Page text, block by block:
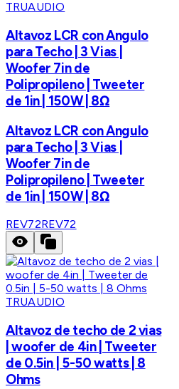
TRUAUDIO
Altavoz LCR con Angulo
para Techo | 3 Vias |
Woofer 7in de
Polipropileno | Tweeter
de 1in | 150W | 8Ω
Altavoz LCR con Angulo
para Techo | 3 Vias |
Woofer 7in de
Polipropileno | Tweeter
de 1in | 150W | 8Ω
REV72REV72
TRUAUDIO
Altavoz de techo de 2 vias
| woofer de 4in | Tweeter
de 0.5in | 5-50 watts | 8
Ohms